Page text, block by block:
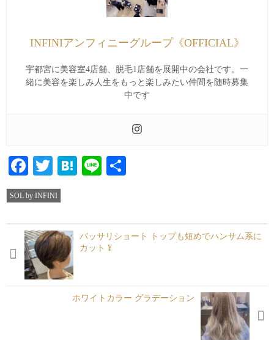
INFINIアンフィニーグループ《OFFICIAL》
宇都宮に美容室4店舗、脱毛1店舗を展開中の会社です。一
緒に美容を楽しみ人生をもっと楽しみたい仲間を随時募集
中です
Facebook
TwitterHatena
Line
SOL by INFINI
バッサリショート︎ トップも短めでハンサム系に
カット ¥
ホワイトカラー グラデーション